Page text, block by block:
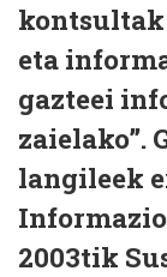
kontsultak
eta
gazteei
zaielako”.
langileek
2003tik